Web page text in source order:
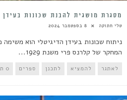
מסגרת מושגית להבנת שכונות בעידן
טלי חתוקה 8 בספטמבר 2024
ניתוח שכונות בעידן הדיגיטלי הוא
המחקר של קלרנס פרי משנת 1929...
לאתגר להמציא לתכנן ספרים 0 תגובות